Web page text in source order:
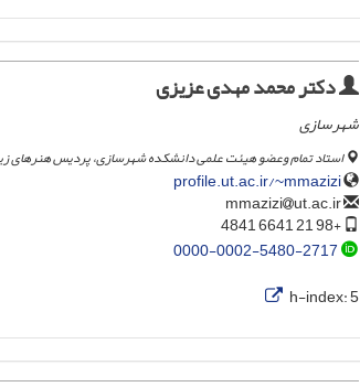
دکتر محمد مهدی عزیزی
شهرسازی
استاد تمام وعضو هیئت علمی دانشکده شهرسازی، پردیس هنرهای
profile.ut.ac.ir/~mmazizi
ut.ac.ir
+98 21 6641 4841
0000-0002-5480-2717
h-index:5